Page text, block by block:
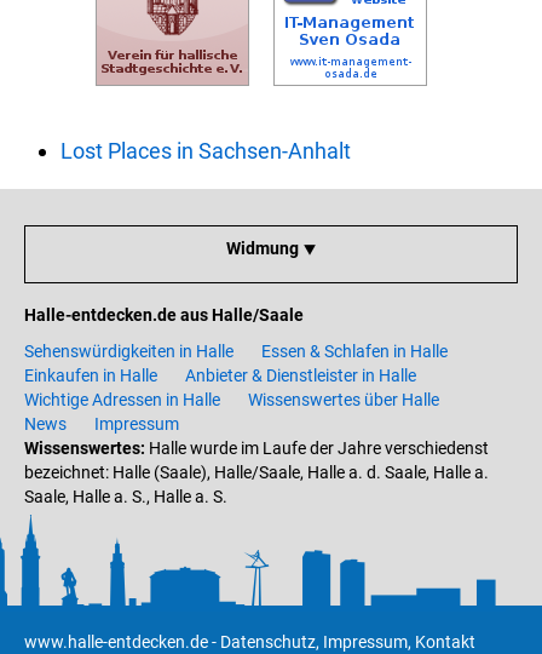
Lost Places in Sachsen-Anhalt
Widmung ⯆
Halle-entdecken.de aus Halle/Saale
Sehenswürdigkeiten in Halle
Essen & Schlafen in Halle
Einkaufen in Halle
Anbieter & Dienstleister in Halle
Wichtige Adressen in Halle
Wissenswertes über Halle
News
Impressum
Wissenswertes: Halle wurde im Laufe der Jahre verschiedenst
bezeichnet: Halle (Saale), Halle/Saale, Halle a. d. Saale, Halle a.
Saale, Halle a. S., Halle a. S.
www.halle-entdecken.de- Datenschutz, Impressum, Kontakt